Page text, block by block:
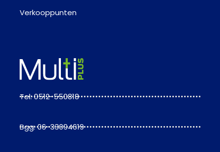
Verkooppunten
Tel: 0512-550818
Bgg: 06-33094619